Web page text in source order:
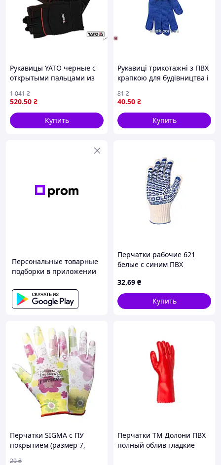
Рукавицы YATO черные с
открытыми пальцами из
синтетики размер 9 для
работы
520.50 ₴
1 041₴
Купить
Рукавиці трикотажні з ПВХ
крапкою для будівництва і
надежные для защиты рук
40.50 ₴
81₴
Купить
Персональные товарные
подборки в приложении
Перчатки рабочие 621
белые с синим ПВХ
DOLONI
32.69 ₴
Купить
Перчатки SIGMA с ПУ
покрытием (размер 7,
29₴
Перчатки ТМ Долони ПВХ
полный облив гладкие